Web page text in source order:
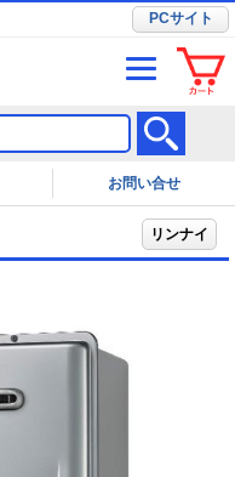
PCサイト
お問い合せ
リンナイ